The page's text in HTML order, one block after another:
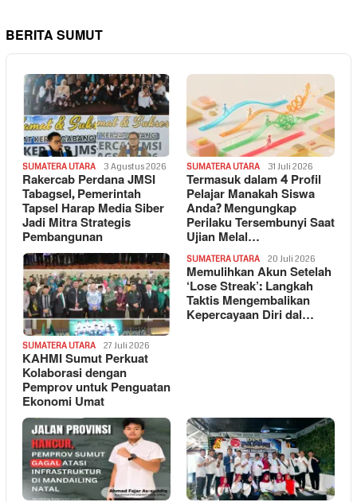
BERITA SUMUT
SUMATERA UTARA 3 Agustus 2026
Rakercab Perdana JMSI
Tabagsel, Pemerintah
Tapsel Harap Media Siber
Jadi Mitra Strategis
Pembangunan
SUMATERA UTARA 31 Juli 2026
Termasuk dalam 4 Profil
Pelajar Manakah Siswa
Anda? Mengungkap
Perilaku Tersembunyi Saat
Ujian Melal…
SUMATERA UTARA 27 Juli 2026
KAHMI Sumut Perkuat
Kolaborasi dengan
Pemprov untuk Penguatan
Ekonomi Umat
SUMATERA UTARA 20 Juli 2026
Memulihkan Akun Setelah
‘Lose Streak’: Langkah
Taktis Mengembalikan
Kepercayaan Diri dal…